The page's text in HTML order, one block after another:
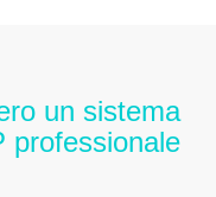
un sistema
professionale